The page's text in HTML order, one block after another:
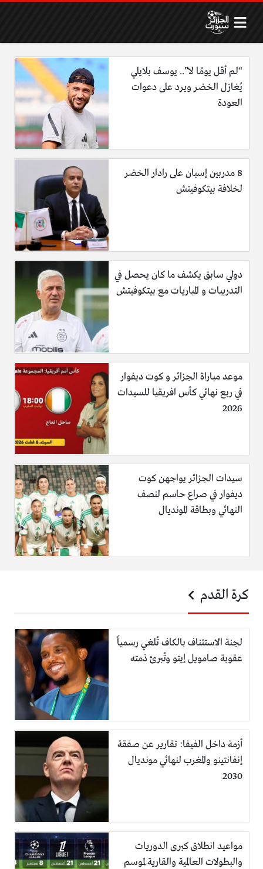
“لم أقل يومًا لا”.. يوسف بلايلي
يُغازل الخضر ويرد على دعوات
العودة
8 مدربين إسبان على رادار الخضر
لخلافة بيتكوفيتش
دولي سابق يكشف ما كان يحصل في
التدريبات و المباريات مع بيتكوفيتش
موعد مباراة الجزائر و كوت ديفوار
في ربع نهائي كأس افريقيا للسيدات
2026
سيدات الجزائر يواجهن كوت
ديفوار في صراع حاسم لنصف
النهائي وبطاقة المونديال
كرة القدم
لجنة الاستئناف بالكاف تُلغي رسمياً
عقوبة صامويل إيتو وتُبرئ ذمته
أزمة داخل الفيفا: تقارير عن صفقة
إنفانتينو والمغرب لنهائي مونديال
2030
مواعيد انطلاق كبرى الدوريات
والبطولات العالمية والقارية لموسم